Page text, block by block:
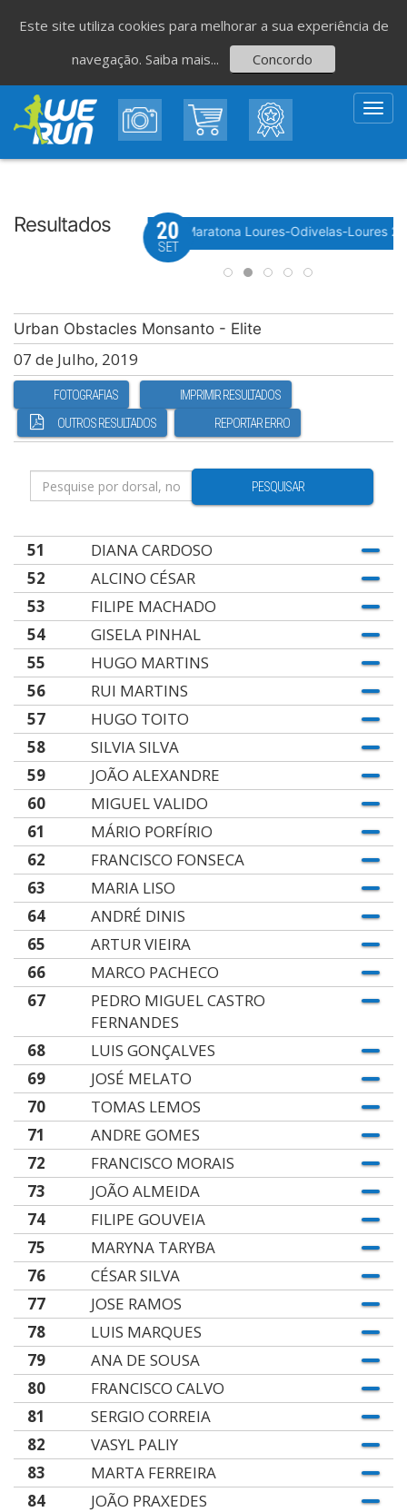
Resultados
do Avante! 2026 Meia Maratona Loures-Odivelas-Loures
20
SET
Urban Obstacles Monsanto - Elite
07 de Julho, 2019
FOTOGRAFIAS
IMPRIMIR RESULTADOS
OUTROS RESULTADOS
REPORTAR ERRO
PESQUISAR
51
DIANA CARDOSO
52
ALCINO CÉSAR
53
FILIPE MACHADO
54
GISELA PINHAL
55
HUGO MARTINS
56
RUI MARTINS
57
HUGO TOITO
58
SILVIA SILVA
59
JOÃO ALEXANDRE
60
MIGUEL VALIDO
61
MÁRIO PORFÍRIO
62
FRANCISCO FONSECA
63
MARIA LISO
64
ANDRÉ DINIS
65
ARTUR VIEIRA
66
MARCO PACHECO
67
PEDRO MIGUEL CASTRO
FERNANDES
68
LUIS GONÇALVES
69
JOSÉ MELATO
70
TOMAS LEMOS
71
ANDRE GOMES
72
FRANCISCO MORAIS
73
JOÃO ALMEIDA
74
FILIPE GOUVEIA
75
MARYNA TARYBA
76
CÉSAR SILVA
77
JOSE RAMOS
78
LUIS MARQUES
79
ANA DE SOUSA
80
FRANCISCO CALVO
81
SERGIO CORREIA
82
VASYL PALIY
83
MARTA FERREIRA
84
JOÃO PRAXEDES
Este site utiliza cookies para melhorar a sua experiência de
navegação. Saiba mais... Concordo